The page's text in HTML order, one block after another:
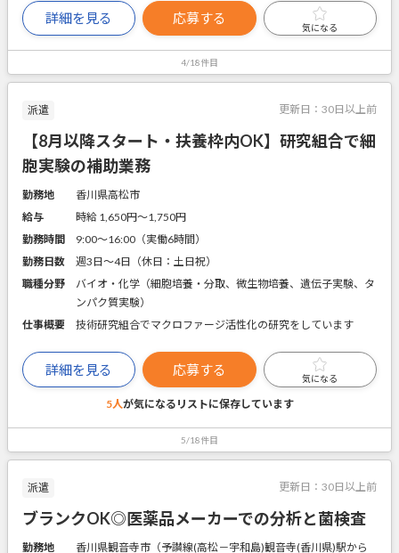
詳細を見る 応募する
気になる
4/18件目
派遣 更新日： 30日以上前
【8月以降スタート・扶養枠内OK】研究組合で細
胞実験の補助業務
勤務地
香川県高松市
給与
時給 1,650円〜1,750円
勤務時間
9:00～16:00（実働6時間）
勤務日数
週3日～4日（休日：土日祝）
職種分野
バイオ・化学（細胞培養・分取、微生物培養、遺伝子実験、タ
ンパク質実験）
仕事概要
技術研究組合でマクロファージ活性化の研究をしています
詳細を見る 応募する
気になる
5人が気になるリストに保存しています
5/18件目
派遣 更新日： 30日以上前
ブランクOK◎医薬品メーカーでの分析と菌検査
勤務地 香川県観音寺市（予讃線(高松－宇和島)観音寺(香川県)駅から